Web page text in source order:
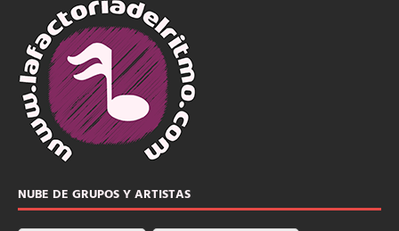
NUBE DE GRUPOS Y ARTISTAS